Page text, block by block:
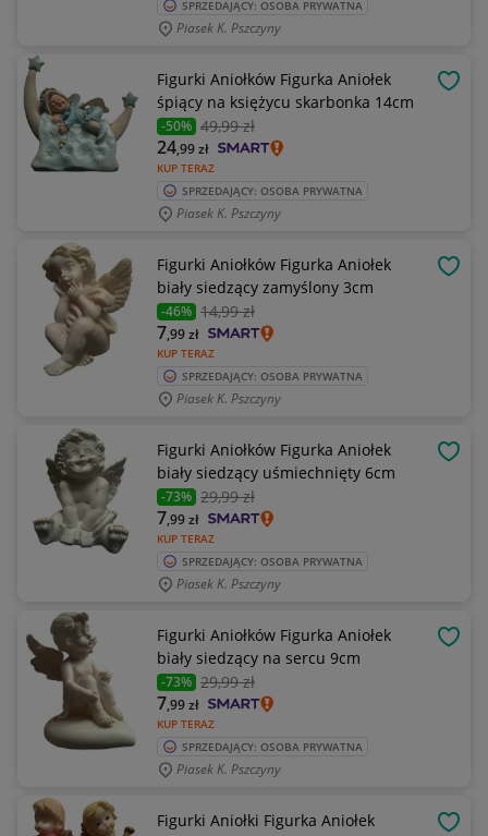
SPRZEDAJĄCY: OSOBA PRYWATNA
Piasek K. Pszczyny
Figurki Aniołków Figurka Aniołek
śpiący na księżycu skarbonka 14cm
-50% 49,99 zł
KUP TERAZ
24,99zł
SPRZEDAJĄCY: OSOBA PRYWATNA
Piasek K. Pszczyny
Figurki Aniołków Figurka Aniołek
biały siedzący zamyślony 3cm
-46% 14,99 zł
KUP TERAZ
7,99zł
SPRZEDAJĄCY: OSOBA PRYWATNA
Piasek K. Pszczyny
Figurki Aniołków Figurka Aniołek
biały siedzący uśmiechnięty 6cm
-73% 29,99 zł
KUP TERAZ
7,99zł
SPRZEDAJĄCY: OSOBA PRYWATNA
Piasek K. Pszczyny
Figurki Aniołków Figurka Aniołek
biały siedzący na sercu 9cm
-73% 29,99 zł
KUP TERAZ
7,99zł
SPRZEDAJĄCY: OSOBA PRYWATNA
Piasek K. Pszczyny
Figurki Aniołki Figurka Aniołek